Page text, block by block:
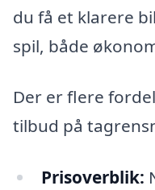
du få et klarere
spil, både
Der er flere
tilbud på
Prisoverblik: